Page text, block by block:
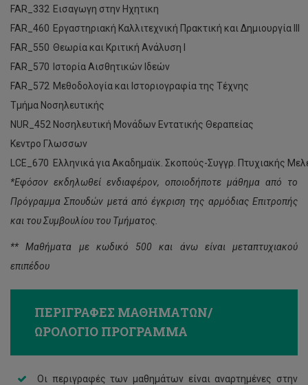
FAR_332 Εισαγωγη στην Ηχητικη
FAR_460 Εργαστηριακή Καλλιτεχνική Πρακτική και Δημιουργία ΙII
FAR_550 Θεωρία και Κριτική Ανάλυση I
FAR_570
Ιστορία Αισθητικών Ιδεών
FAR_572 Μεθοδολογία και Ιστοριογραφία της Τέχνης
Τμήμα Νοσηλευτικής
NUR_452 Νοσηλευτική Μονάδων Εντατικής Θεραπείας
Κεντρο Γλωσσων
LCE_670 Ελληνικά για Ακαδημαϊκ. Σκοπούς-Συγγρ. Πτυχιακής
*Εφόσον εκδηλωθεί ενδιαφέρον, οποιοδήποτε μάθημα από το
Πρόγραμμα Σπουδών μετά από έγκριση της αρμόδιας Επιτροπής
και του Συμβουλίου του Τμήματος.
** Μαθήματα με κωδικό 500 και άνω είναι μεταπτυχιακού
επιπέδου
ΠΕΡΙΓΡΑΦΕΣ ΜΑΘΗΜΑΤΩΝ/
ΩΡΟΛΟΓΙΟ ΠΡΟΓΡΑΜΜΑ
Οι περιγραφές των μαθημάτων είναι αναρτημένες στην